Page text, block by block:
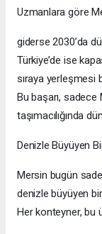
Uzmanlara göre
giderse 2030’da
Türkiye’de ise
sıraya yerleşmesi
Bu başarı, sadece
taşımacılığında
Denizle Büyüyen
Mersin bugün
denizle büyüyen
Her konteyner, bu